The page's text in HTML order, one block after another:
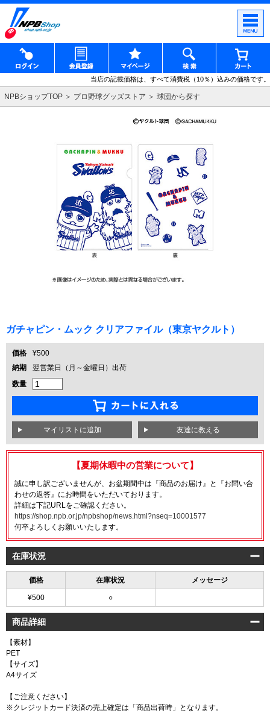
当店の記載価格は、すべて消費税（10％）込みの価格です。
NPBショップTOP プロ野球グッズストア 球団から探す
ガチャピン・ムック クリアファイル（東京ヤクルト）
価格
¥500
納期
翌営業日（月～金曜日）出荷
数量
友達に教える
【夏期休暇中の営業について】
誠に申し訳ございませんが、お盆期間中は『商品のお届け』と『お問い合
わせの返答』にお時間をいただいております。
詳細は下記URLをご確認ください。
https://shop.npb.or.jp/npbshop/news.html?nseq=10001577
何卒よろしくお願いいたします。
在庫状況
価格 在庫状況 メッセージ
¥500 ○
商品詳細
【素材】
PET
【サイズ】
A4サイズ
【ご注意ください】
※クレジットカード決済の売上確定は「商品出荷時」となります。